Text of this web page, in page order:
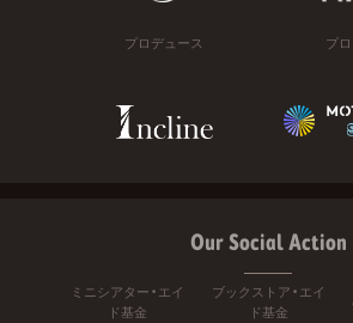
プロデュース プ
Our Social Action
ミニシアター・エイ
ド基金
ブックストア・エイ
ド基金